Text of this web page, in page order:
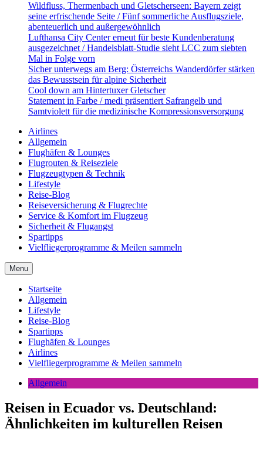
Wildfluss, Thermenbach und Gletscherseen: Bayern zeigt
seine erfrischende Seite / Fünf sommerliche Ausflugsziele,
abenteuerlich und außergewöhnlich
Lufthansa City Center erneut für beste Kundenberatung
ausgezeichnet / Handelsblatt-Studie sieht LCC zum siebten
Mal in Folge vorn
Sicher unterwegs am Berg: Österreichs Wanderdörfer stärken
das Bewusstsein für alpine Sicherheit
Cool down am Hintertuxer Gletscher
Statement in Farbe / medi präsentiert Safrangelb und
Samtviolett für die medizinische Kompressionsversorgung
Airlines
Allgemein
Flughäfen & Lounges
Flugrouten & Reiseziele
Flugzeugtypen & Technik
Lifestyle
Reise-Blog
Reiseversicherung & Flugrechte
Service & Komfort im Flugzeug
Sicherheit & Flugangst
Spartipps
Vielfliegerprogramme & Meilen sammeln
Menu
Startseite
Allgemein
Lifestyle
Reise-Blog
Spartipps
Flughäfen & Lounges
Airlines
Vielfliegerprogramme & Meilen sammeln
Allgemein
Reisen in Ecuador vs. Deutschland:
Ähnlichkeiten im kulturellen Reisen